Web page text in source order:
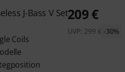
J-Bass V Set
Coils
209€
UVP: 299 € -30%